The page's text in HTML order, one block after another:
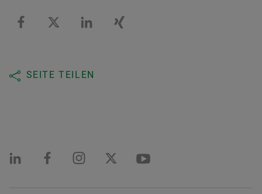
SEITE TEILEN